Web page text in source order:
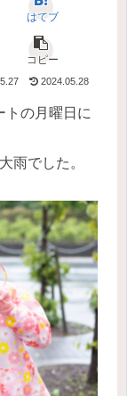
はてブ
コピー
2024.05.28
トの月曜日に
雨でした。